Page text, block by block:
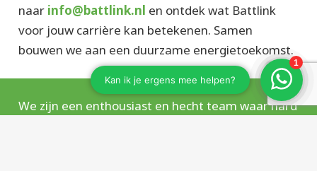
naar info@battlink.nl en ontdek wat Battlink
voor jouw carrière kan betekenen. Samen
bouwen we aan een duurzame energietoekomst.
We zijn een enthousiast en hecht team waar hard